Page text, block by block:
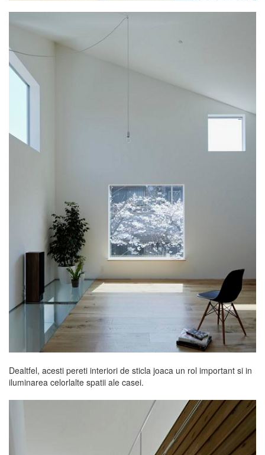
Dealtfel, acesti pereti interiori de sticla joaca un rol important si in
iluminarea celorlalte spatii ale casei.